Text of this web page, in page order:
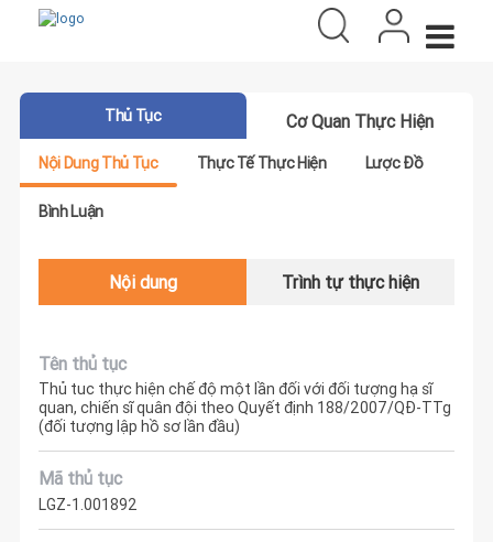
Thủ Tục Cơ Quan Thực Hiện
Nội Dung Thủ Tục Thực Tế Thực Hiện Lược Đồ
Bình Luận
Nội dung Trình tự thực hiện
Tên thủ tục
Thủ tuc thực hiện chế độ một lần đối với đối tượng hạ sĩ
quan, chiến sĩ quân đội theo Quyết định 188/2007/QĐ-TTg
(đối tượng lập hồ sơ lần đầu)
Mã thủ tục
LGZ-1.001892